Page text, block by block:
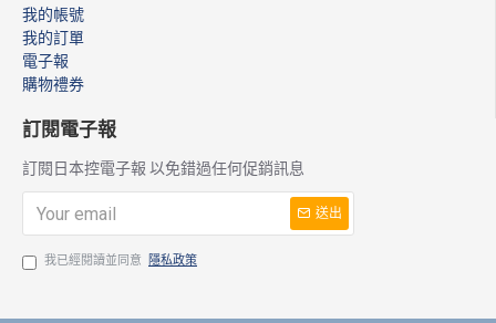
我的帳號
我的訂單
電子報
購物禮券
訂閱電子報
訂閱日本控電子報 以免錯過任何促銷訊息
送出
我已經閱讀並同意 隱私政策